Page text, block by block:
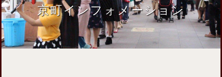
京町インフォメーション